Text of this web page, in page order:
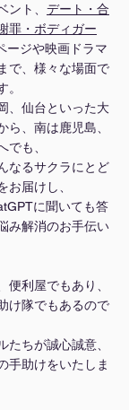
ント、 デート・合
罪・ボディガー
ージや映画ドラマ
で、様々な場面で
。
、仙台といった大
ら、南は鹿児島、
でも、
なるサクラにとど
お届けし、
に聞いても答
み解消のお手伝い
便利屋でもあり、
け隊でもあるので
たちが誠心誠意、
手助けをいたしま